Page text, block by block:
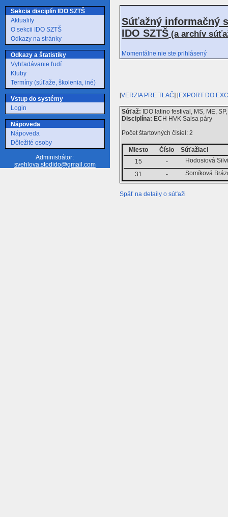
Sekcia disciplín IDO SZTŠ
Aktuality
O sekcii IDO SZTŠ
Odkazy na stránky
Odkazy a štatistiky
Vyhľadávanie ľudí
Kluby
Termíny (súťaže, školenia, iné)
Vstup do systémy
Login
Nápoveda
Nápoveda
Dôležité osoby
Administrátor:
svehlova.stodido@gmail.com
Súťažný informačný
IDO SZTŠ (a archív
Momentálne nie ste prihlásený
[VERZIA PRE TLAČ] [EXPORT DO
Súťaž: IDO latino festival, MS, ME,
Disciplína: ECH HVK Salsa páry
Počet štartovných čísiel: 2
Miesto Číslo
Súťažiaci
15
-
Hodosiová
31
- Somíková
Späť na detaily o súťaži